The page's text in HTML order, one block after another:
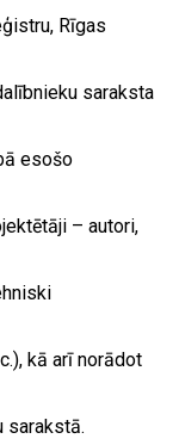
Rīgas
saraksta
esošo
– autori,
kā arī norādot
sarakstā.